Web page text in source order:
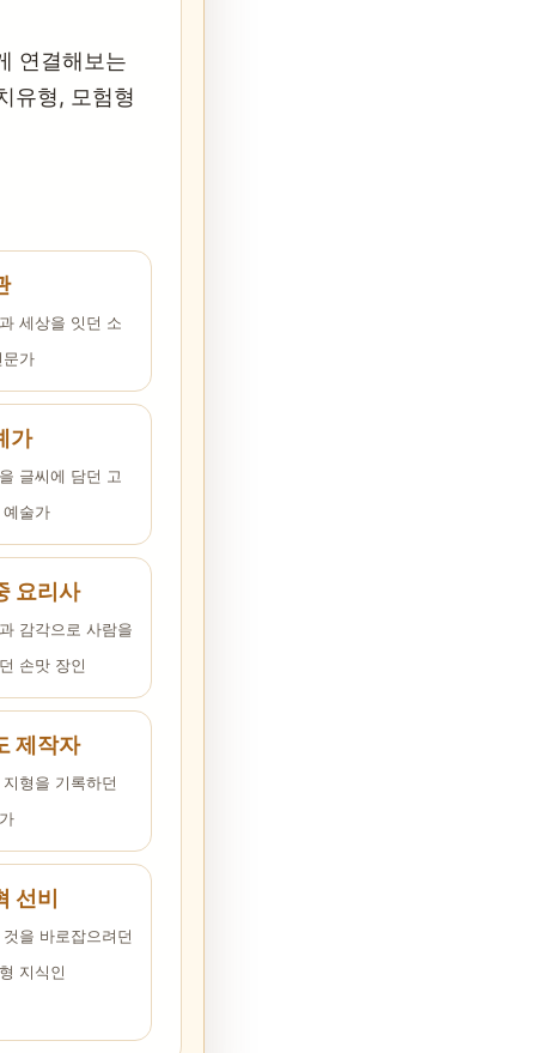
연결해보는
유형, 모험형
세상을 잇던 소
가
가
글씨에 담던 고
술가
요리사
감각으로 사람을
손맛 장인
제작자
형을 기록하던
선비
을 바로잡으려던
지식인